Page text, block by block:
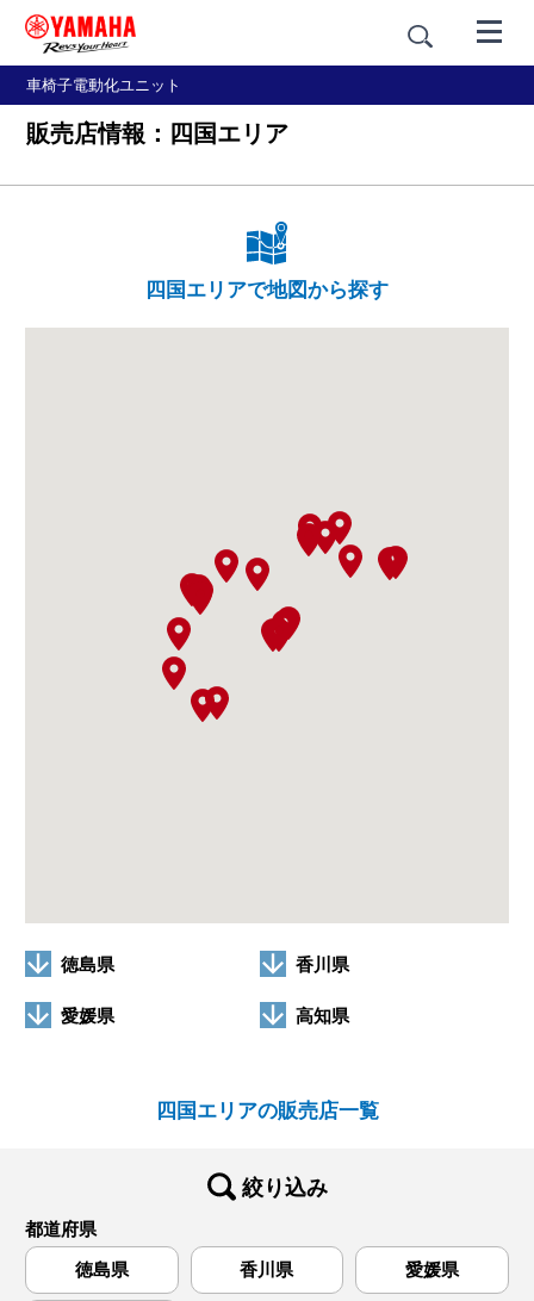
車椅子電動化ユニット
販売店情報：四国エリア
四国エリアで地図から探す
徳島県 香川県
愛媛県 高知県
四国エリアの販売店一覧
絞り込み
都道府県
徳島県
香川県 愛媛県